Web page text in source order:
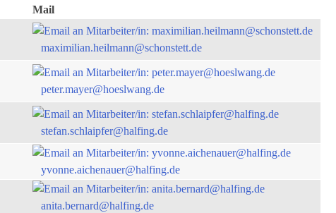
Mail
maximilian.heilmann@schonstett.de
peter.mayer@hoeslwang.de
stefan.schlaipfer@halfing.de
yvonne.aichenauer@halfing.de
anita.bernard@halfing.de